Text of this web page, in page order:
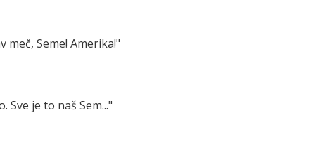
Seme! Amerika!"
je to naš Sem..."